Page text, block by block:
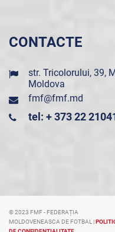
CONTACTE
str. Tricolorului, 39,
Moldova
fmf@fmf.md
tel: + 373 22
© 2023 FMF - FEDERAȚIA
MOLDOVENEASCA DE FOTBAL |